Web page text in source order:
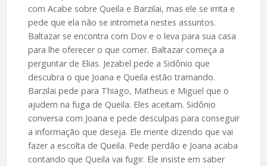
com Acabe sobre Queila e Barzilai, mas ele se irrita e
pede que ela não se intrometa nestes assuntos.
Baltazar se encontra com Dov e o leva para sua casa
para lhe oferecer o que comer. Baltazar começa a
perguntar de Elias. Jezabel pede a Sidônio que
descubra o que Joana e Queila estão tramando.
Barzilai pede para Thiago, Matheus e Miguel que o
ajudem na fuga de Queila. Eles aceitam. Sidônio
conversa com Joana e pede desculpas para conseguir
a informação que deseja. Ele mente dizendo que vai
fazer a escolta de Queila. Pede perdão e Joana acaba
contando que Queila vai fugir. Ele insiste em saber